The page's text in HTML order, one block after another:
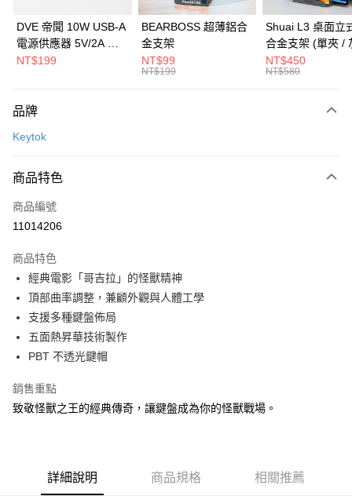
兆豐國際商業銀行
臺灣中小企業銀行
台中商業銀行
匯豐（台灣）商業銀行
華泰商業銀行
聯邦商業銀行
元大商業銀行
台灣樂天信用卡公司
台北富邦商業銀行
國泰世華商業銀行
兆豐國際商業銀行
臺灣中小企業銀行
匯豐（台灣）商業銀行
玉山商業銀行
台灣樂天信用卡公司
街口支付
悠遊付
相關說明
1.本服務由台灣大哥大提供，台灣大哥大用戶可立即使用無須另外申請。
2.付款方式選擇「大哥付你分期」，訂單成立後會自動跳轉到大哥付的交易
3.實際核准額度、可分期數及費用金額請依後續交易確認頁面所載為準。
4.訂單成立30分鐘內，如未前往確認交易或遇審核未通過，訂單將自動取
消。如遇「轉專審核」未通過狀況，表示未達大哥付你分期系統評分，恕無
法說明評估內容。
【繳款方式說明】
1.分期款項不併入電信帳單，「大哥付你分期」於每月結算日後寄送繳費提
2.透過簡訊連結打開帳單後，可選擇「超商條碼／台灣大直營門市／銀行轉
【注意事項】
資料（包含姓名、電話或地址）提供予台灣大哥大進項蒐集、處理及利用，
ATM付款
貨到付款
運送方式
宅配物流
每筆NT$80，滿NT$490(含以上)免運費
付款後門市自取
每筆NT$80，滿NT$1,000(含以上)免運費
DVE 帝聞 10W USB-A
電源供應器 5V/2A 充
電頭 (適用閱讀器、小
NT$199
BEARBOSS 超薄鋁合
金支架
NT$99
NT$199
Shuai L3 桌面立
合金支架 (單夾 /
NT$450
NT$580
品牌
Keytok
商品特色
商品編號
11014206
商品特色
經典電影「哥吉拉」的怪獸精神
頂部曲率調整，兼顧外觀與人體工學
支援多種鍵盤佈局
五面熱昇華技術製作
PBT 不透光鍵帽
銷售重點
致敬怪獸之王的經典傳奇，讓鍵盤成為你的怪獸戰場。
詳細說明 商品規格 相關推薦